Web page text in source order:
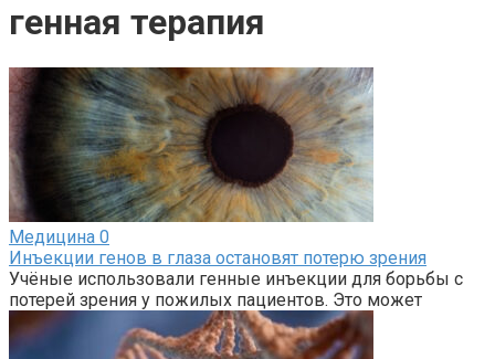
генная терапия
Медицина 0
Инъекции генов в глаза остановят потерю зрения
Учёные использовали генные инъекции для борьбы с
потерей зрения у пожилых пациентов. Это может